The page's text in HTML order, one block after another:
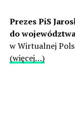
Prezes PiS
do
w Wirtualnej
(więcej…)